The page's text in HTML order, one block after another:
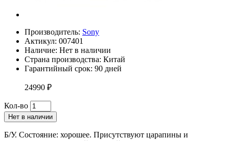
Производитель: Sony
Актикул: 007401
Наличие: Нет в наличии
Страна производства: Китай
Гарантийный срок: 90 дней
24990 ₽
Кол-во
Нет в наличии
Б/У. Состояние: хорошее. Присутствуют царапины и